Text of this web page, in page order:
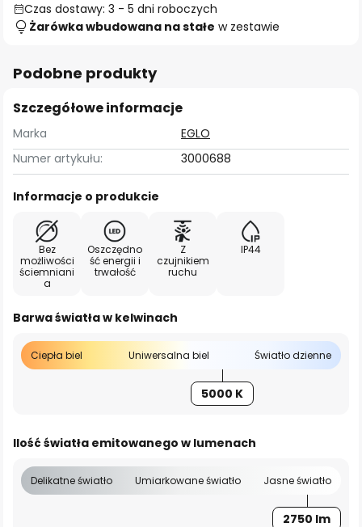
Czas dostawy: 3 - 5 dni roboczych
Żarówka wbudowana na stałe w zestawie
Podobne produkty
Szczegółowe informacje
Marka
EGLO
Numer artykułu:
3000688
Informacje o produkcie
Bez
możliwości
ściemniani
a
Oszczędno
ść energii i
trwałość
Z
czujnikiem
ruchu
IP44
Barwa światła w kelwinach
Ciepła biel Uniwersalna biel Światło dzienne
5000 K
Ilość światła emitowanego w lumenach
Delikatne światło Umiarkowane światło Jasne światło
2750 lm